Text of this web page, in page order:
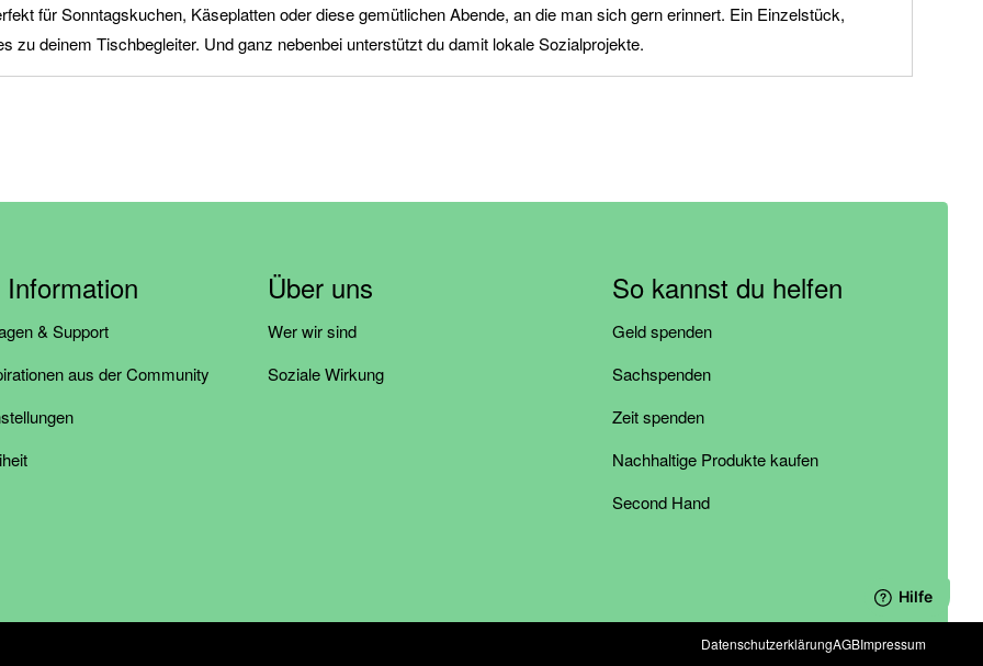
für Sonntagskuchen, Käseplatten oder diese gemütlichen Abende, an die man sich gern erinnert. Ein Einzelstück,
zu deinem Tischbegleiter. Und ganz nebenbei unterstützt du damit lokale Sozialprojekte.
& Support
aus der Community
Über uns
Wer wir sind
Soziale Wirkung
So kannst du helfen
Geld spenden
Sachspenden
Zeit spenden
Nachhaltige Produkte kaufen
Second Hand
DatenschutzerklärungAGBImpressum